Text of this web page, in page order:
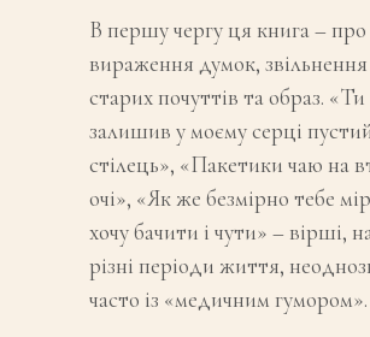
В першу чергу ця книга –
вираження думок, звільнення
старих почуттів та образ. «Ти
залишив у моєму серці
стілець», «Пакетики чаю на
очі», «Як же безмірно тебе
хочу бачити і чути» – вірші,
різні періоди життя,
часто із «медичним гумором».